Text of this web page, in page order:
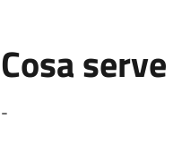
Cosa serve
-